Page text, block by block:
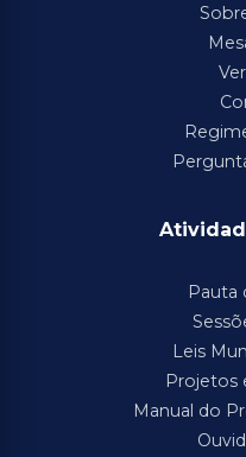
Pauta
Leis
Projetos
Manual do